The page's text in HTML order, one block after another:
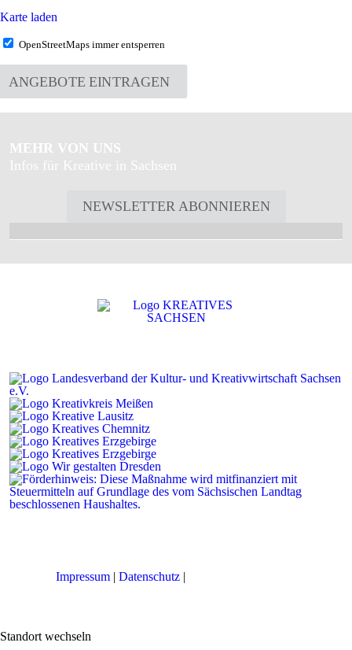
Karte laden
OpenStreetMaps immer entsperren
ANGEBOTE EINTRAGEN
MEHR VON UNS
Infos für Kreative in Sachsen
NEWSLETTER ABONNIEREN
Impressum | Datenschutz |
Standort wechseln